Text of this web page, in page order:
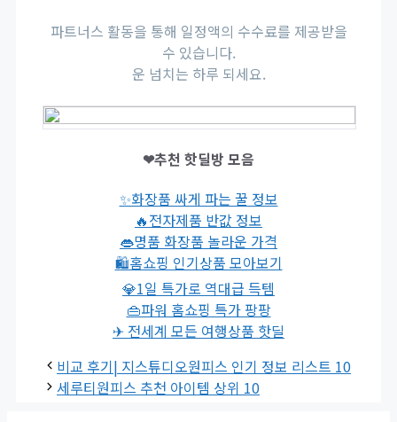
파트너스 활동을 통해 일정액의 수수료를 제공받을
수 있습니다.
운 넘치는 하루 되세요.
❤추천 핫딜방 모음
✨화장품 싸게 파는 꿀 정보
🔥전자제품 반값 정보
👄명품 화장품 놀라운 가격
🛍홈쇼핑 인기상품 모아보기
💎1일 특가로 역대급 득템
👜파워 홈쇼핑 특가 팡팡
✈ 전세계 모든 여행상품 핫딜
비교 후기| 지스튜디오원피스 인기 정보 리스트 10
세루티원피스 추천 아이템 상위 10